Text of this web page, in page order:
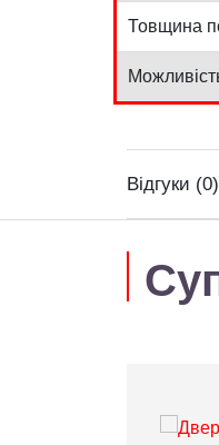
Товщина
Відгуки (0)